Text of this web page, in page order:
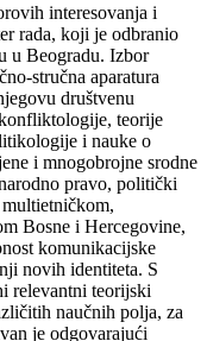
interesovanja i
rada, koji je odbranio
u Beogradu. Izbor
stručna aparatura
društvenu
teorije
i nauke o
i mnogobrojne srodne
pravo, politički
Bosne i Hercegovine,
komunikacijske
novih identiteta. S
relevantni teorijski
naučnih polјa, za
je odgovarajući